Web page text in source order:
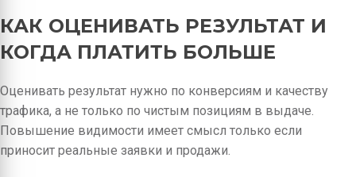
КАК ОЦЕНИВАТЬ РЕЗУЛЬТАТ И
КОГДА ПЛАТИТЬ БОЛЬШЕ
Оценивать результат нужно по конверсиям и качеству
трафика, а не только по чистым позициям в выдаче.
Повышение видимости имеет смысл только если
приносит реальные заявки и продажи.